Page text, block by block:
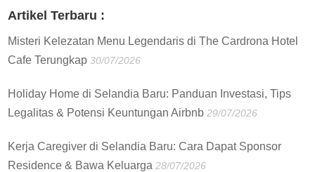
Artikel Terbaru :
Misteri Kelezatan Menu Legendaris di The Cardrona Hotel
Cafe Terungkap 30/07/2026
Holiday Home di Selandia Baru: Panduan Investasi, Tips
Legalitas & Potensi Keuntungan Airbnb 29/07/2026
Kerja Caregiver di Selandia Baru: Cara Dapat Sponsor
Residence & Bawa Keluarga 28/07/2026